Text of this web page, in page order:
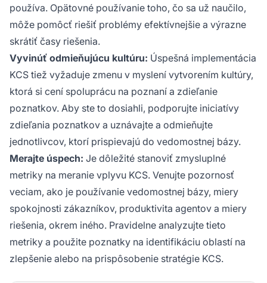
používa. Opätovné používanie toho, čo sa už naučilo,
môže pomôcť riešiť problémy efektívnejšie a výrazne
skrátiť časy riešenia.
Vyvinúť odmieňujúcu kultúru: Úspešná implementácia
KCS tiež vyžaduje zmenu v myslení vytvorením kultúry,
ktorá si cení spoluprácu na poznaní a zdieľanie
poznatkov. Aby ste to dosiahli, podporujte iniciatívy
zdieľania poznatkov a uznávajte a odmieňujte
jednotlivcov, ktorí prispievajú do vedomostnej bázy.
Merajte úspech: Je dôležité stanoviť zmysluplné
metriky na meranie vplyvu KCS. Venujte pozornosť
veciam, ako je používanie vedomostnej bázy, miery
spokojnosti zákazníkov, produktivita agentov a miery
riešenia, okrem iného. Pravidelne analyzujte tieto
metriky a použite poznatky na identifikáciu oblastí na
zlepšenie alebo na prispôsobenie stratégie KCS.